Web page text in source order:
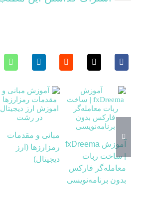
آموزش fxDreema
| ساخت ربات
معامله‌گر فارکس
بدون برنامه‌نویسی
مبانی و مقدمات
رمزارزها (ارز
دیجیتال)